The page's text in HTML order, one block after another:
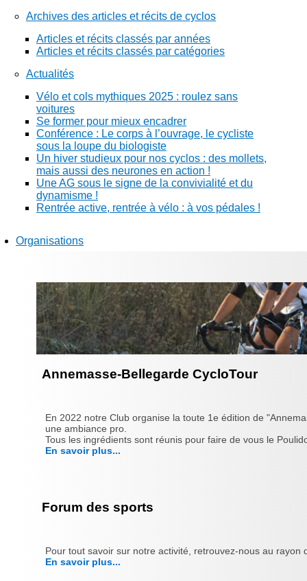
Archives des articles et récits de cyclos
Articles et récits classés par années
Articles et récits classés par catégories
Actualités
Vélo et cols mythiques 2025 : roulez sans
voitures
Se former pour mieux encadrer
Conférence : Le corps à l’ouvrage, le cycliste
sous la loupe du biologiste
Un hiver studieux pour nos cyclos : des mollets,
mais aussi des neurones en action !
Une AG sous le signe de la convivialité et du
dynamisme !
Rentrée active, rentrée à vélo : à vos pédales !
Organisations
Annemasse-Bellegarde CycloTour
En 2022 notre Club organise la toute 1e édition de
une ambiance pro.
Tous les ingrédients sont réunis pour faire de vous le
En savoir plus...
Forum des sports
Pour tout savoir sur notre activité, retrouvez-nous au
En savoir plus...